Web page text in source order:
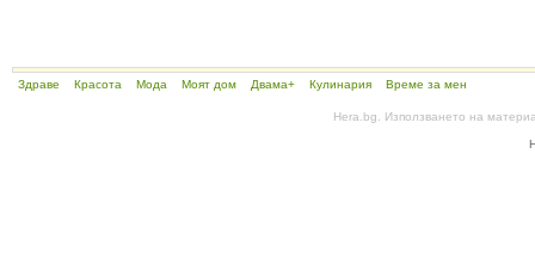
Здраве Красота Мода Моят дом Двама+ Кулинария Време за мен
Hera.bg. Използването на